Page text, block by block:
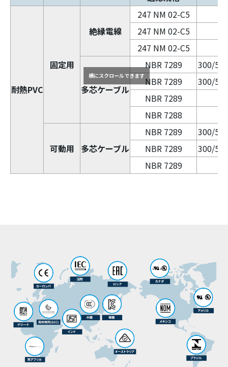
耐熱PVC
固定用
絶縁電線
247 NM 02-C5
247 NM 02-C5
247 NM 02-C5
多芯ケーブル
NBR 7289
300/
NBR 7289
300/
NBR 7289
NBR 7288
可動用 多芯ケーブル
NBR 7289
300/
NBR 7289
300/
NBR 7289
横にスクロールできます